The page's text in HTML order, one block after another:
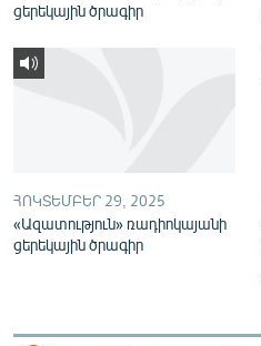
ցերեկային ծրագիր
ՀՈԿՏԵՄԲԵՐ 29, 2025
«Ազատություն» ռադիոկայանի
ցերեկային ծրագիր